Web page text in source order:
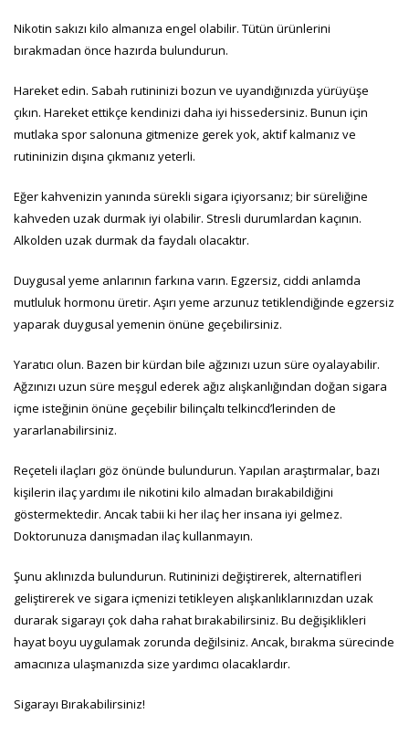
Nikotin sakızı kilo almanıza engel olabilir. Tütün ürünlerini
bırakmadan önce hazırda bulundurun.
Hareket edin. Sabah rutininizi bozun ve uyandığınızda yürüyüşe
çıkın. Hareket ettikçe kendinizi daha iyi hissedersiniz. Bunun için
mutlaka spor salonuna gitmenize gerek yok, aktif kalmanız ve
rutininizin dışına çıkmanız yeterli.
Eğer kahvenizin yanında sürekli sigara içiyorsanız; bir süreliğine
kahveden uzak durmak iyi olabilir. Stresli durumlardan kaçının.
Alkolden uzak durmak da faydalı olacaktır.
Duygusal yeme anlarının farkına varın. Egzersiz, ciddi anlamda
mutluluk hormonu üretir. Aşırı yeme arzunuz tetiklendiğinde egzersiz
yaparak duygusal yemenin önüne geçebilirsiniz.
Yaratıcı olun. Bazen bir kürdan bile ağzınızı uzun süre oyalayabilir.
Ağzınızı uzun süre meşgul ederek ağız alışkanlığından doğan sigara
içme isteğinin önüne geçebilir bilinçaltı telkincd’lerinden de
yararlanabilirsiniz.
Reçeteli ilaçları göz önünde bulundurun. Yapılan araştırmalar, bazı
kişilerin ilaç yardımı ile nikotini kilo almadan bırakabildiğini
göstermektedir. Ancak tabii ki her ilaç her insana iyi gelmez.
Doktorunuza danışmadan ilaç kullanmayın.
Şunu aklınızda bulundurun. Rutininizi değiştirerek, alternatifleri
geliştirerek ve sigara içmenizi tetikleyen alışkanlıklarınızdan uzak
durarak sigarayı çok daha rahat bırakabilirsiniz. Bu değişiklikleri
hayat boyu uygulamak zorunda değilsiniz. Ancak, bırakma sürecinde
amacınıza ulaşmanızda size yardımcı olacaklardır.
Sigarayı Bırakabilirsiniz!